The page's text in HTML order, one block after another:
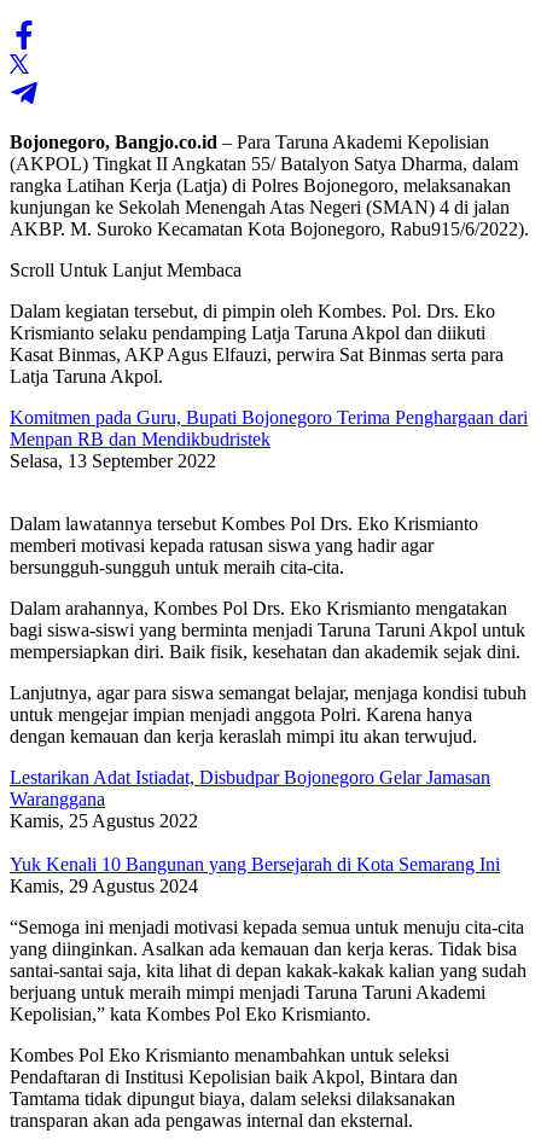
Bojonegoro, Bangjo.co.id – Para Taruna Akademi Kepolisian
(AKPOL) Tingkat II Angkatan 55/ Batalyon Satya Dharma, dalam
rangka Latihan Kerja (Latja) di Polres Bojonegoro, melaksanakan
kunjungan ke Sekolah Menengah Atas Negeri (SMAN) 4 di jalan
AKBP. M. Suroko Kecamatan Kota Bojonegoro, Rabu915/6/2022).
Scroll Untuk Lanjut Membaca
Dalam kegiatan tersebut, di pimpin oleh Kombes. Pol. Drs. Eko
Krismianto selaku pendamping Latja Taruna Akpol dan diikuti
Kasat Binmas, AKP Agus Elfauzi, perwira Sat Binmas serta para
Latja Taruna Akpol.
Komitmen pada Guru, Bupati Bojonegoro Terima Penghargaan dari
Menpan RB dan Mendikbudristek
Selasa, 13 September 2022
Dalam lawatannya tersebut Kombes Pol Drs. Eko Krismianto
memberi motivasi kepada ratusan siswa yang hadir agar
bersungguh-sungguh untuk meraih cita-cita.
Dalam arahannya, Kombes Pol Drs. Eko Krismianto mengatakan
bagi siswa-siswi yang berminta menjadi Taruna Taruni Akpol untuk
mempersiapkan diri. Baik fisik, kesehatan dan akademik sejak dini.
Lanjutnya, agar para siswa semangat belajar, menjaga kondisi tubuh
untuk mengejar impian menjadi anggota Polri. Karena hanya
dengan kemauan dan kerja keraslah mimpi itu akan terwujud.
Lestarikan Adat Istiadat, Disbudpar Bojonegoro Gelar Jamasan
Waranggana
Kamis, 25 Agustus 2022
Yuk Kenali 10 Bangunan yang Bersejarah di Kota Semarang Ini
Kamis, 29 Agustus 2024
“Semoga ini menjadi motivasi kepada semua untuk menuju cita-cita
yang diinginkan. Asalkan ada kemauan dan kerja keras. Tidak bisa
santai-santai saja, kita lihat di depan kakak-kakak kalian yang sudah
berjuang untuk meraih mimpi menjadi Taruna Taruni Akademi
Kepolisian,” kata Kombes Pol Eko Krismianto.
Kombes Pol Eko Krismianto menambahkan untuk seleksi
Pendaftaran di Institusi Kepolisian baik Akpol, Bintara dan
Tamtama tidak dipungut biaya, dalam seleksi dilaksanakan
transparan akan ada pengawas internal dan eksternal.